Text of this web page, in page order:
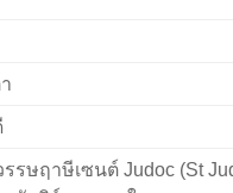
รรษฤาษีเซนต์ Judoc (St